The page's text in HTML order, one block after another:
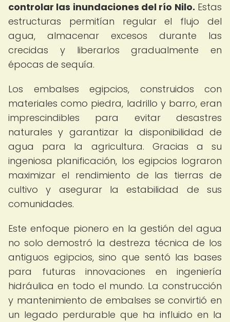
controlar las inundaciones del río Nilo. Estas
estructuras permitían regular el flujo del
agua, almacenar excesos durante las
crecidas y liberarlos gradualmente en
épocas de sequía.
Los embalses egipcios, construidos con
materiales como piedra, ladrillo y barro, eran
imprescindibles para evitar desastres
naturales y garantizar la disponibilidad de
agua para la agricultura. Gracias a su
ingeniosa planificación, los egipcios lograron
maximizar el rendimiento de las tierras de
cultivo y asegurar la estabilidad de sus
comunidades.
Este enfoque pionero en la gestión del agua
no solo demostró la destreza técnica de los
antiguos egipcios, sino que sentó las bases
para futuras innovaciones en ingeniería
hidráulica en todo el mundo. La construcción
y mantenimiento de embalses se convirtió en
un legado perdurable que ha influido en la